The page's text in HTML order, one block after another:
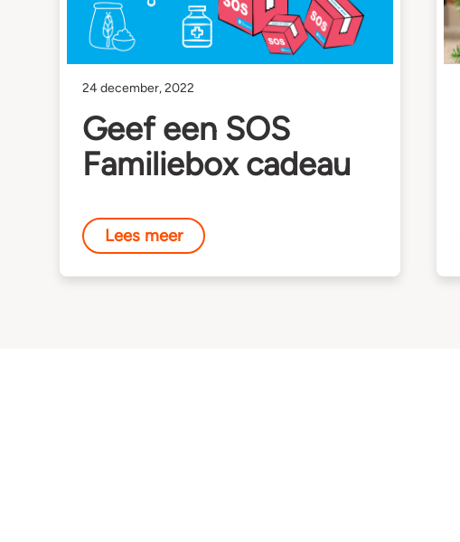
24 december, 2022
Geef een SOS
Familiebox cadeau
Lees meer